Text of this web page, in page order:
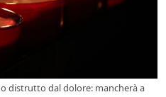
distrutto dal dolore: mancherà a